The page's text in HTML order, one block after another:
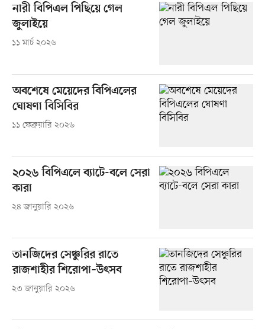
নারী বিপিএল পিছিয়ে গেল
জুলাইয়ে
১১ মার্চ ২০২৬
অবশেষে মেয়েদের বিপিএলের
ঘোষণা বিসিবির
১১ ফেব্রুয়ারি ২০২৬
২০২৬ বিপিএলে ব্যাটে-বলে সেরা
কারা
২৪ জানুয়ারি ২০২৬
তানজিদের সেঞ্চুরির রাতে
রাজশাহীর শিরোপা–উৎসব
২৩ জানুয়ারি ২০২৬